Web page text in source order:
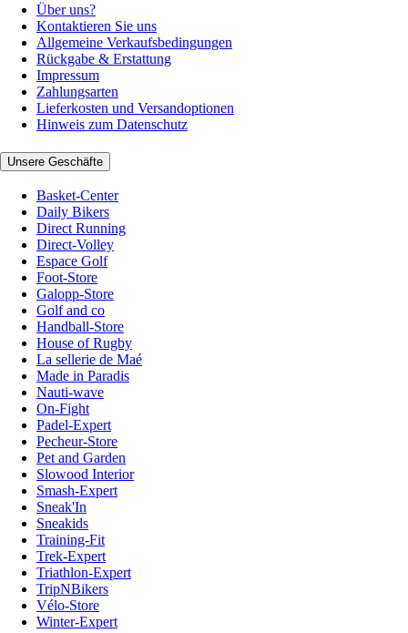
Über uns?
Kontaktieren Sie uns
Allgemeine Verkaufsbedingungen
Rückgabe & Erstattung
Impressum
Zahlungsarten
Lieferkosten und Versandoptionen
Hinweis zum Datenschutz
Unsere Geschäfte
Basket-Center
Daily Bikers
Direct Running
Direct-Volley
Espace Golf
Foot-Store
Galopp-Store
Golf and co
Handball-Store
House of Rugby
La sellerie de Maé
Made in Paradis
Nauti-wave
On-Fight
Padel-Expert
Pecheur-Store
Pet and Garden
Slowood Interior
Smash-Expert
Sneak'In
Sneakids
Training-Fit
Trek-Expert
Triathlon-Expert
TripNBikers
Vélo-Store
Winter-Expert